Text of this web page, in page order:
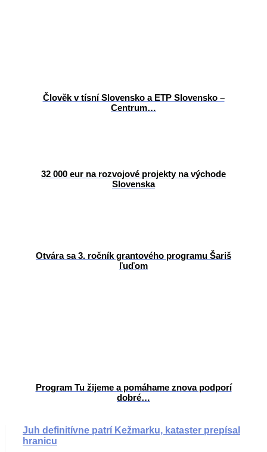
Člověk v tísní Slovensko a ETP Slovensko –
Centrum…
32 000 eur na rozvojové projekty na východe
Slovenska
Otvára sa 3. ročník grantového programu Šariš
ľuďom
Program Tu žijeme a pomáhame znova podporí
dobré…
Juh definitívne patrí Kežmarku, kataster prepísal
hranicu